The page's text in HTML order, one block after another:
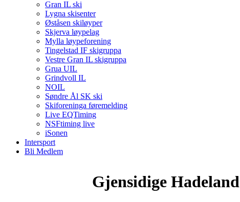
Gran IL ski
Lygna skisenter
Øståsen skiløyper
Skjerva løypelag
Mylla løypeforening
Tingelstad IF skigruppa
Vestre Gran IL skigruppa
Grua UIL
Grindvoll IL
NOIL
Søndre Ål SK ski
Skiforeninga føremelding
Live EQTiming
NSFtiming live
iSonen
Intersport
Bli Medlem
Gjensidige